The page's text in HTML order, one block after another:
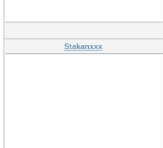
Stakanxxx